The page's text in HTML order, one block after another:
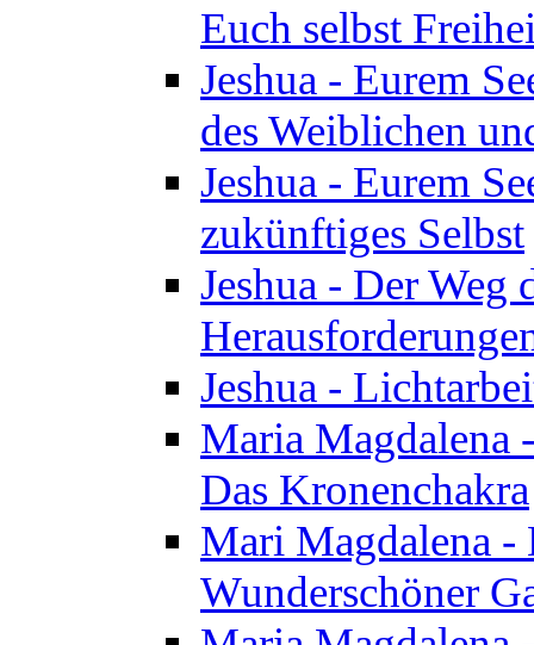
Euch selbst
Jeshua - Eurem
des Weiblichen
Jeshua - Eurem
zukünftiges Selbst
Jeshua - Der Weg
Jeshua -
Maria Magdalena
Das Kronenchakra
Mari Magdalena -
Wunderschöner